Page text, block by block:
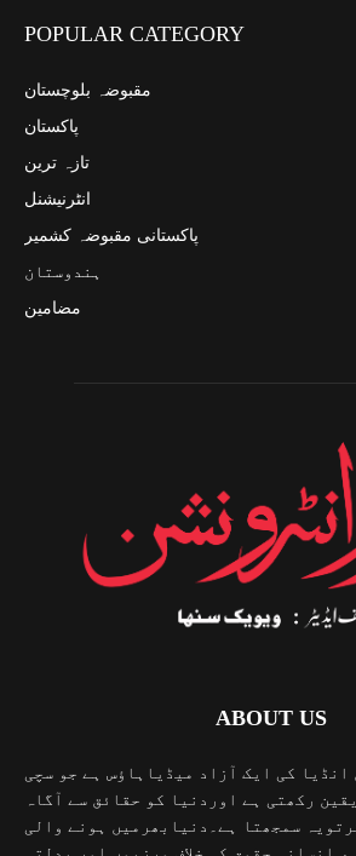
POPULAR CATEGORY
مقبوضہ بلوچستان
پاکستان
تازہ ترین
انٹرنیشنل
پاکستانی مقبوضہ کشمیر
ہندوستان
مضامین
ABOUT US
انڈیا کی ایک آزاد میڈیاہاؤس ہے جو سچی
رکھتی ہے اوردنیا کو حقائق سے آگاہ
سمجھتا ہے۔دنیابھرمیں ہونے والی